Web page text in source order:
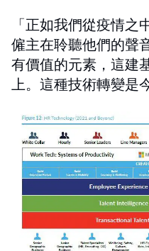
「正如我們從疫情
僱主在聆聽他們的聲
有價值的元素，這建
上。這種技術轉變是